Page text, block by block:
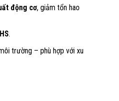
động cơ, giảm tổn hao
.
trường – phù hợp với xu